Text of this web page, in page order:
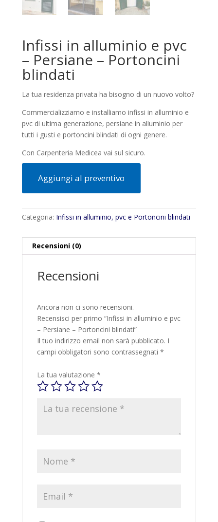
Infissi in alluminio e pvc
– Persiane – Portoncini
blindati
La tua residenza privata ha bisogno di un nuovo volto?
Commercializziamo e installiamo infissi in alluminio e
pvc di ultima generazione, persiane in alluminio per
tutti i gusti e portoncini blindati di ogni genere.
Con Carpenteria Medicea vai sul sicuro.
Aggiungi al preventivo
Categoria: Infissi in alluminio, pvc e Portoncini blindati
Recensioni (0)
Recensioni
Ancora non ci sono recensioni.
Recensisci per primo “Infissi in alluminio e pvc
– Persiane – Portoncini blindati”
Il tuo indirizzo email non sarà pubblicato. I
campi obbligatori sono contrassegnati *
La tua valutazione *